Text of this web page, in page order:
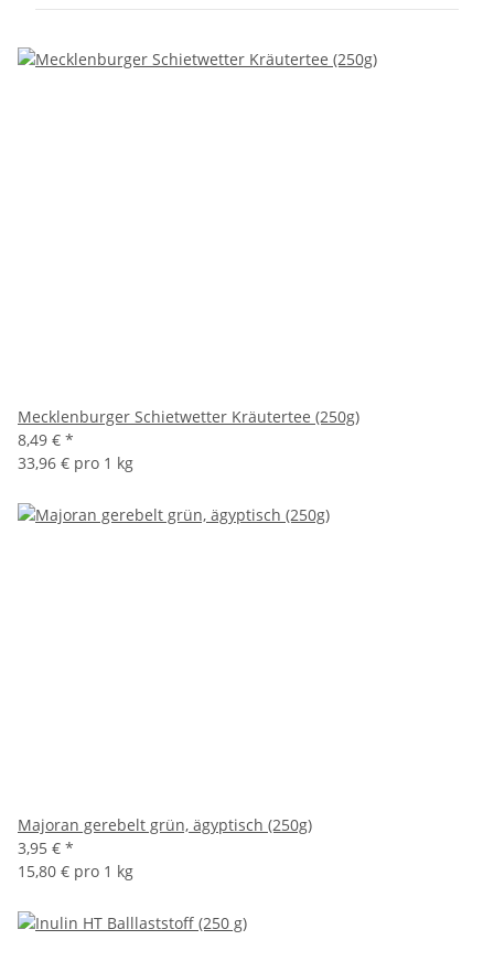
Mecklenburger Schietwetter Kräutertee (250g)
8,49 € *
33,96 € pro 1 kg
Majoran gerebelt grün, ägyptisch (250g)
3,95 € *
15,80 € pro 1 kg